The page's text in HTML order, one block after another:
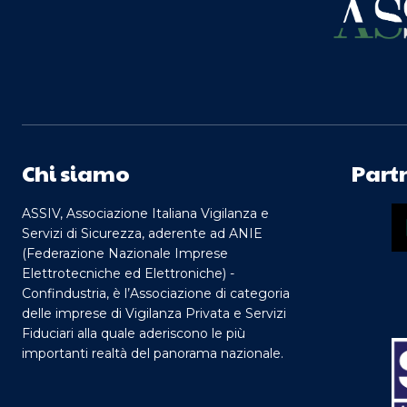
Chi siamo
ASSIV, Associazione Italiana Vigilanza e
Servizi di Sicurezza, aderente ad ANIE
(Federazione Nazionale Imprese
Elettrotecniche ed Elettroniche) -
Confindustria, è l’Associazione di categoria
delle imprese di Vigilanza Privata e Servizi
Fiduciari alla quale aderiscono le più
importanti realtà del panorama nazionale.